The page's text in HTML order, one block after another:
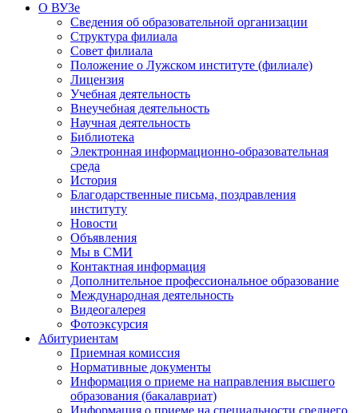
О ВУЗе
Сведения об образовательной организации
Структура филиала
Совет филиала
Положение о Лужском институте (филиале)
Лицензия
Учебная деятельность
Внеучебная деятельность
Научная деятельность
Библиотека
Электронная информационно-образовательная
среда
История
Благодарственные письма, поздравления
институту
Новости
Объявления
Мы в СМИ
Контактная информация
Дополнительное профессиональное образование
Международная деятельность
Видеогалерея
Фотоэксурсия
Абитуриентам
Приемная комиссия
Нормативные документы
Информация о приеме на направления высшего
образования (бакалавриат)
Информация о приеме на специальности среднего